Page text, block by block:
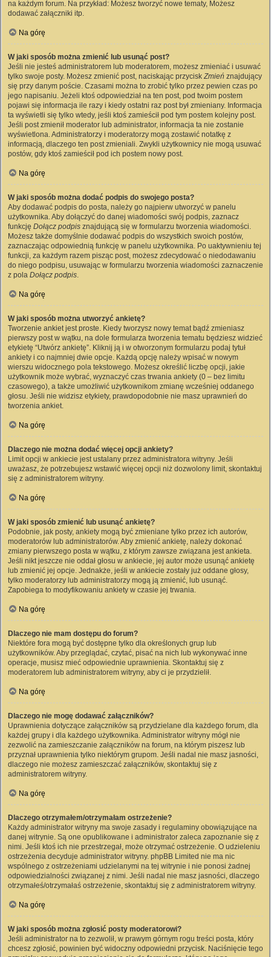
na każdym forum. Na przykład: Możesz tworzyć nowe tematy, Możesz
dodawać załączniki itp.
Na górę
W jaki sposób można zmienić lub usunąć post?
Jeśli nie jesteś administratorem lub moderatorem, możesz zmieniać i usuwać
tylko swoje posty. Możesz zmienić post, naciskając przyciskZmień znajdujący
się przy danym poście. Czasami można to zrobić tylko przez pewien czas po
jego napisaniu. Jeżeli ktoś odpowiedział na ten post, pod twoim postem
pojawi się informacja ile razy i kiedy ostatni raz post był zmieniany. Informacja
ta wyświetli się tylko wtedy, jeśli ktoś zamieścił pod tym postem kolejny post.
Jeśli post zmienił moderator lub administrator, informacja ta nie zostanie
wyświetlona. Administratorzy i moderatorzy mogą zostawić notatkę z
informacją, dlaczego ten post zmieniali. Zwykli użytkownicy nie mogą usuwać
postów, gdy ktoś zamieścił pod ich postem nowy post.
Na górę
W jaki sposób można dodać podpis do swojego posta?
Aby dodawać podpis do posta, należy go najpierw utworzyć w panelu
użytkownika. Aby dołączyć do danej wiadomości swój podpis, zaznacz
funkcję Dołącz podpis znajdującą się w formularzu tworzenia wiadomości.
Możesz także domyślnie dodawać podpis do wszystkich swoich postów,
zaznaczając odpowiednią funkcję w panelu użytkownika. Po uaktywnieniu tej
funkcji, za każdym razem pisząc post, możesz zdecydować o niedodawaniu
do niego podpisu, usuwając w formularzu tworzenia wiadomości zaznaczenie
z pola Dołącz podpis.
Na górę
W jaki sposób można utworzyć ankietę?
Tworzenie ankiet jest proste. Kiedy tworzysz nowy temat bądź zmieniasz
pierwszy post w wątku, na dole formularza tworzenia tematu będziesz widzieć
etykietę “Utwórz ankietę”. Kliknij ją i w otworzonym formularzu podaj tytuł
ankiety i co najmniej dwie opcje. Każdą opcję należy wpisać w nowym
wierszu widocznego pola tekstowego. Możesz określić liczbę opcji, jakie
użytkownik może wybrać, wyznaczyć czas trwania ankiety (0 – bez limitu
czasowego), a także umożliwić użytkownikom zmianę wcześniej oddanego
głosu. Jeśli nie widzisz etykiety, prawdopodobnie nie masz uprawnień do
tworzenia ankiet.
Na górę
Dlaczego nie można dodać więcej opcji ankiety?
Limit opcji w ankiecie jest ustalany przez administratora witryny. Jeśli
uważasz, że potrzebujesz wstawić więcej opcji niż dozwolony limit, skontaktuj
się z administratorem witryny.
Na górę
W jaki sposób zmienić lub usunąć ankietę?
Podobnie, jak posty, ankiety mogą być zmieniane tylko przez ich autorów,
moderatorów lub administratorów. Aby zmienić ankietę, należy dokonać
zmiany pierwszego posta w wątku, z którym zawsze związana jest ankieta.
Jeśli nikt jeszcze nie oddał głosu w ankiecie, jej autor może usunąć ankietę
lub zmienić jej opcje. Jednakże, jeśli w ankiecie zostały już oddane głosy,
tylko moderatorzy lub administratorzy mogą ją zmienić, lub usunąć.
Zapobiega to modyfikowaniu ankiety w czasie jej trwania.
Na górę
Dlaczego nie mam dostępu do forum?
Niektóre fora mogą być dostępne tylko dla określonych grup lub
użytkowników. Aby przeglądać, czytać, pisać na nich lub wykonywać inne
operacje, musisz mieć odpowiednie uprawnienia. Skontaktuj się z
moderatorem lub administratorem witryny, aby ci je przydzielił.
Na górę
Dlaczego nie mogę dodawać załączników?
Uprawnienia dotyczące załączników są przydzielane dla każdego forum, dla
każdej grupy i dla każdego użytkownika. Administrator witryny mógł nie
zezwolić na zamieszczanie załączników na forum, na którym piszesz lub
przyznał uprawnienia tylko niektórym grupom. Jeśli nadal nie masz jasności,
dlaczego nie możesz zamieszczać załączników, skontaktuj się z
administratorem witryny.
Na górę
Dlaczego otrzymałem/otrzymałam ostrzeżenie?
Każdy administrator witryny ma swoje zasady i regulaminy obowiązujące na
danej witrynie. Są one opublikowane i administrator zaleca zapoznanie się z
nimi. Jeśli ktoś ich nie przestrzegał, może otrzymać ostrzeżenie. O udzieleniu
ostrzeżenia decyduje administrator witryny. phpBB Limited nie ma nic
wspólnego z ostrzeżeniami udzielanymi na tej witrynie i nie ponosi żadnej
odpowiedzialności związanej z nimi. Jeśli nadal nie masz jasności, dlaczego
otrzymałeś/otrzymałaś ostrzeżenie, skontaktuj się z administratorem witryny.
Na górę
W jaki sposób można zgłosić posty moderatorowi?
Jeśli administrator na to zezwolił, w prawym górnym rogu treści posta, który
chcesz zgłosić, powinien być widoczny odpowiedni przycisk. Naciśnięcie tego